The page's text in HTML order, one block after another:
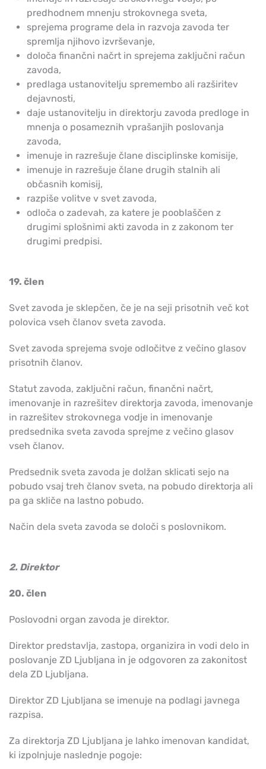
predhodnem mnenju strokovnega sveta,
sprejema programe dela in razvoja zavoda ter
spremlja njihovo izvrševanje,
določa finančni načrt in sprejema zaključni račun
zavoda,
predlaga ustanovitelju spremembo ali razširitev
dejavnosti,
daje ustanovitelju in direktorju zavoda predloge in
mnenja o posameznih vprašanjih poslovanja
zavoda,
imenuje in razrešuje člane disciplinske komisije,
imenuje in razrešuje člane drugih stalnih ali
občasnih komisij,
razpiše volitve v svet zavoda,
odloča o zadevah, za katere je pooblaščen z
drugimi splošnimi akti zavoda in z zakonom ter
drugimi predpisi.
19. člen
Svet zavoda je sklepčen, če je na seji prisotnih več kot
polovica vseh članov sveta zavoda.
Svet zavoda sprejema svoje odločitve z večino glasov
prisotnih članov.
Statut zavoda, zaključni račun, finančni načrt,
imenovanje in razrešitev direktorja zavoda, imenovanje
in razrešitev strokovnega vodje in imenovanje
predsednika sveta zavoda sprejme z večino glasov
vseh članov.
Predsednik sveta zavoda je dolžan sklicati sejo na
pobudo vsaj treh članov sveta, na pobudo direktorja ali
pa ga skliče na lastno pobudo.
Način dela sveta zavoda se določi s poslovnikom.
2. Direktor
20. člen
Poslovodni organ zavoda je direktor.
Direktor predstavlja, zastopa, organizira in vodi delo in
poslovanje ZD Ljubljana in je odgovoren za zakonitost
dela ZD Ljubljana.
Direktor ZD Ljubljana se imenuje na podlagi javnega
razpisa.
Za direktorja ZD Ljubljana je lahko imenovan kandidat,
ki izpolnjuje naslednje pogoje: